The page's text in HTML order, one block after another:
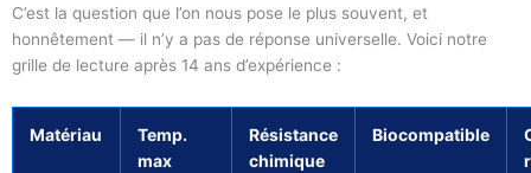
C’est la question que l’on nous pose le plus souvent, et
honnêtement — il n’y a pas de réponse universelle. Voici notre
grille de lecture après 14 ans d’expérience :
Matériau
Temp.
max
Résistance
chimique
Biocompatible